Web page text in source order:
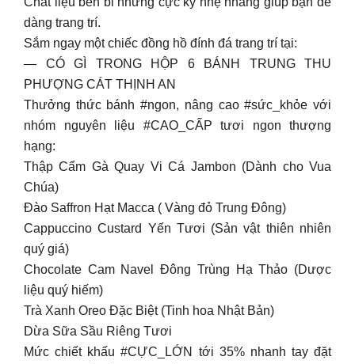
dàng trang trí.
Sắm ngay một chiếc đồng hồ đính đá trang trí tại:
— CÓ GÌ TRONG HỘP 6 BÁNH TRUNG THU
PHƯỢNG CÁT THỊNH AN
Thưởng thức bánh #ngon, nâng cao #sức_khỏe với
nhóm nguyên liệu #CAO_CẤP tươi ngon thượng
hạng:
Thập Cẩm Gà Quay Vi Cá Jambon (Dành cho Vua
Chúa)
Đào Saffron Hạt Macca ( Vàng đỏ Trung Đông)
Cappuccino Custard Yến Tươi (Sản vật thiên nhiên
quý giá)
Chocolate Cam Navel Đông Trùng Hạ Thảo (Dược
liệu quý hiếm)
Trà Xanh Oreo Đặc Biệt (Tinh hoa Nhật Bản)
Dừa Sữa Sầu Riêng Tươi
Mức chiết khấu #CỰC_LỚN tới 35% nhanh tay đặt